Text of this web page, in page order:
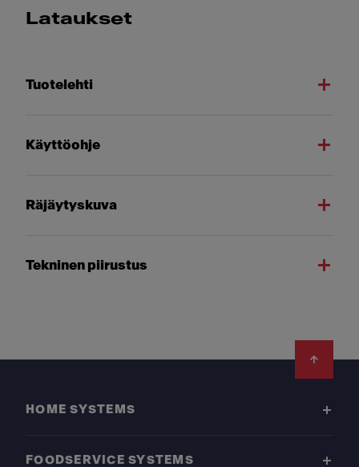
Lataukset
Tuotelehti
Käyttöohje
Räjäytyskuva
Tekninen piirustus
HOME SYSTEMS
FOODSERVICE SYSTEMS